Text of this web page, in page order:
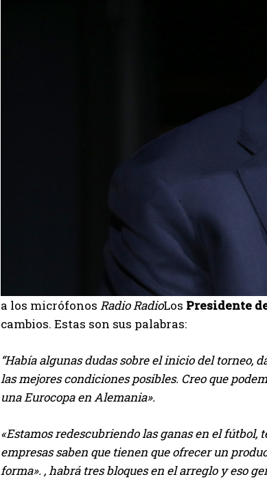
a los micrófonos Radio RadioLos Presidente
cambios. Estas son sus palabras:
“Había algunas dudas sobre el inicio del torneo,
las mejores condiciones posibles. Creo que
una Eurocopa en Alemania».
«Estamos redescubriendo las ganas en el fútbol,
empresas saben que tienen que ofrecer un
forma». , habrá tres bloques en el arreglo y eso